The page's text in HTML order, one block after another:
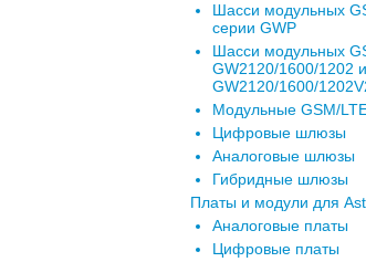
Шасси модульных
серии GWP
Шасси модульных
GW2120/1600/1202 и
GW2120/1600/
Модульные GSM/
Цифровые шлюзы
Аналоговые шлюзы
Гибридные шлюзы
Платы и модули для
Аналоговые платы
Цифровые платы